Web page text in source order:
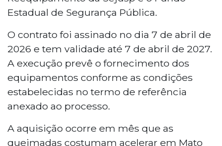
Estadual de Segurança Pública.
O contrato foi assinado no dia 7 de abril de
2026 e tem validade até 7 de abril de 2027.
A execução prevê o fornecimento dos
equipamentos conforme as condições
estabelecidas no termo de referência
anexado ao processo.
A aquisição ocorre em mês que as
queimadas costumam acelerar em Mato